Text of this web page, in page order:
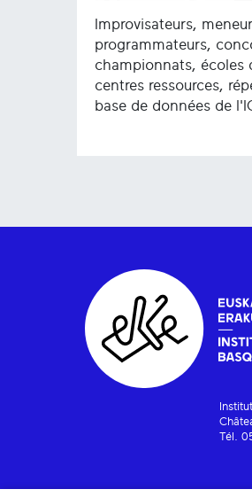
Improvisateurs,
programmateurs,
championnats, écoles
centres ressources,
base de données de
Tél.